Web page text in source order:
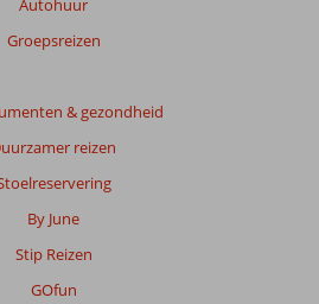
Groepsreizen
& gezondheid
reizen
By June
Stip Reizen
GOfun